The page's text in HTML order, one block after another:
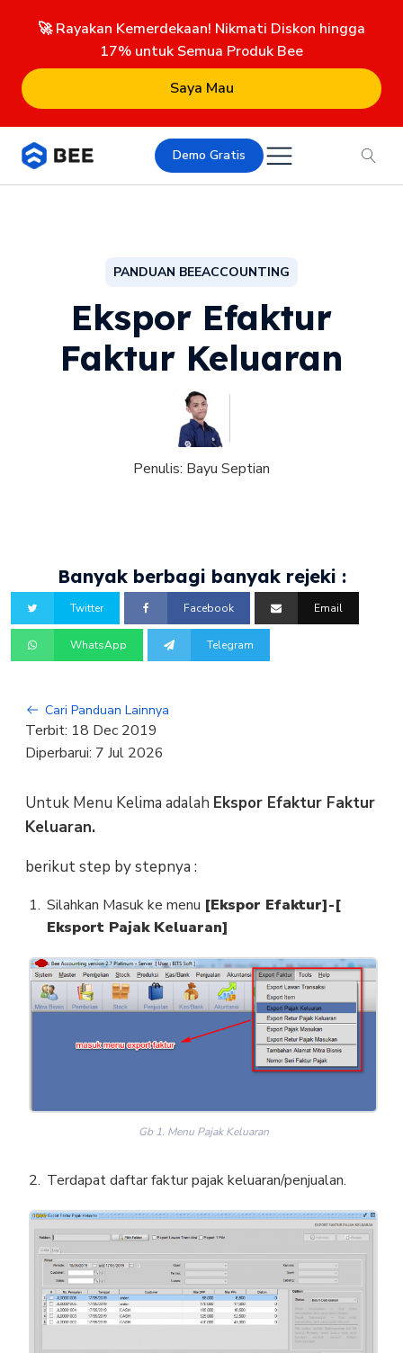
🚀 Rayakan Kemerdekaan! Nikmati Diskon hingga
17% untuk Semua Produk Bee
Saya Mau
Demo Gratis
PANDUAN BEEACCOUNTING
Ekspor Efaktur
Faktur Keluaran
Penulis: Bayu Septian
Banyak berbagi banyak rejeki :
Twitter Facebook Email
WhatsApp Telegram
Cari Panduan Lainnya
Terbit: 18 Dec 2019
Diperbarui: 7 Jul 2026
Untuk Menu Kelima adalah Ekspor Efaktur Faktur
Keluaran.
berikut step by stepnya :
Silahkan Masuk ke menu [Ekspor Efaktur]-[
Eksport Pajak Keluaran]
Gb 1. Menu Pajak Keluaran
Terdapat daftar faktur pajak keluaran/penjualan.